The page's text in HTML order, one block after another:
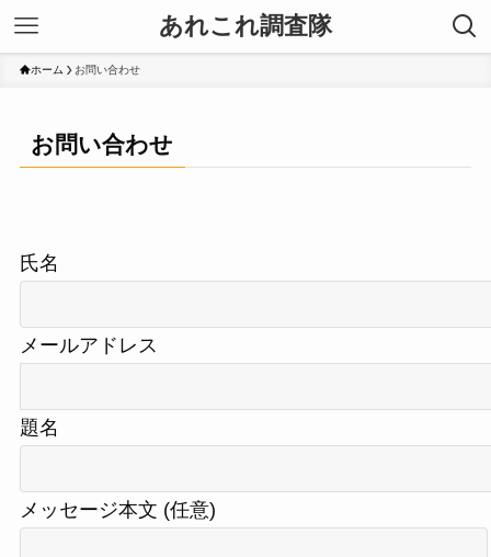
あれこれ調査隊
ホーム お問い合わせ
お問い合わせ
氏名
メールアドレス
題名
メッセージ本文 (任意)